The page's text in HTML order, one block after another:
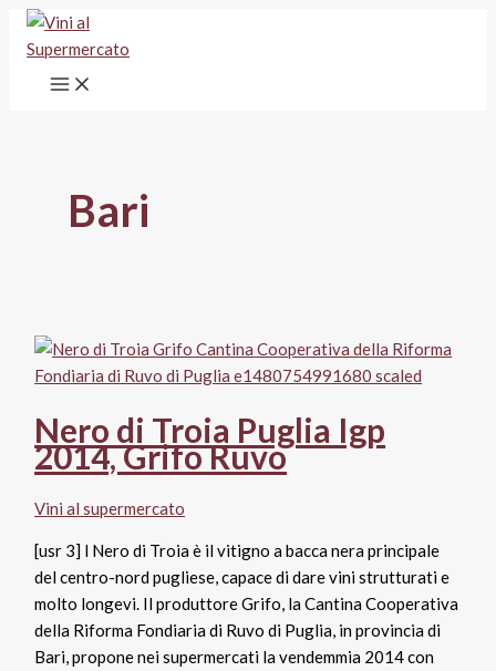
Vai
contenuto
Bari
Nero di Troia Puglia Igp
2014, Grifo Ruvo
Vini al supermercato
[usr 3] l Nero di Troia è il vitigno a bacca nera principale
del centro-nord pugliese, capace di dare vini strutturati e
molto longevi. Il produttore Grifo, la Cantina Cooperativa
della Riforma Fondiaria di Ruvo di Puglia, in provincia di
Bari, propone nei supermercati la vendemmia 2014 con